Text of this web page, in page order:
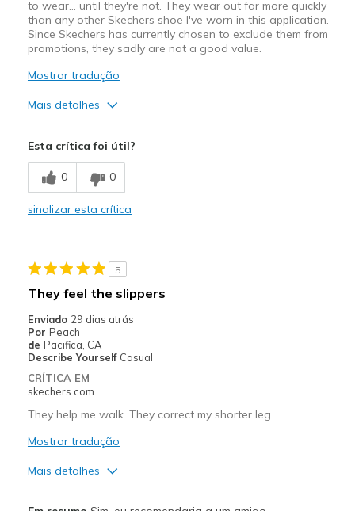
to wear… until they're not. They wear out far more quickly
than any other Skechers shoe I've worn in this application.
Since Skechers has currently chosen to exclude them from
promotions, they sadly are not a good value.
Mostrar tradução
Mais detalhes
Contras
Wear Out Quickly
Sizing
View On Shoes
Shoes are for Wearing
Esta crítica foi útil?
0 0
sinalizar esta crítica
5
They feel the slippers
Enviado 29 dias atrás
Por Peach
de Pacifica, CA
Describe Yourself Casual
CRÍTICA EM
skechers.com
They help me walk. They correct my shorter leg
Mostrar tradução
Mais detalhes